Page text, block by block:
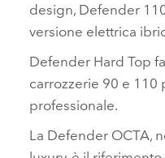
design, Defender
versione elettrica
Defender Hard Top
carrozzerie 90 e 110
professionale.
La Defender OCTA,